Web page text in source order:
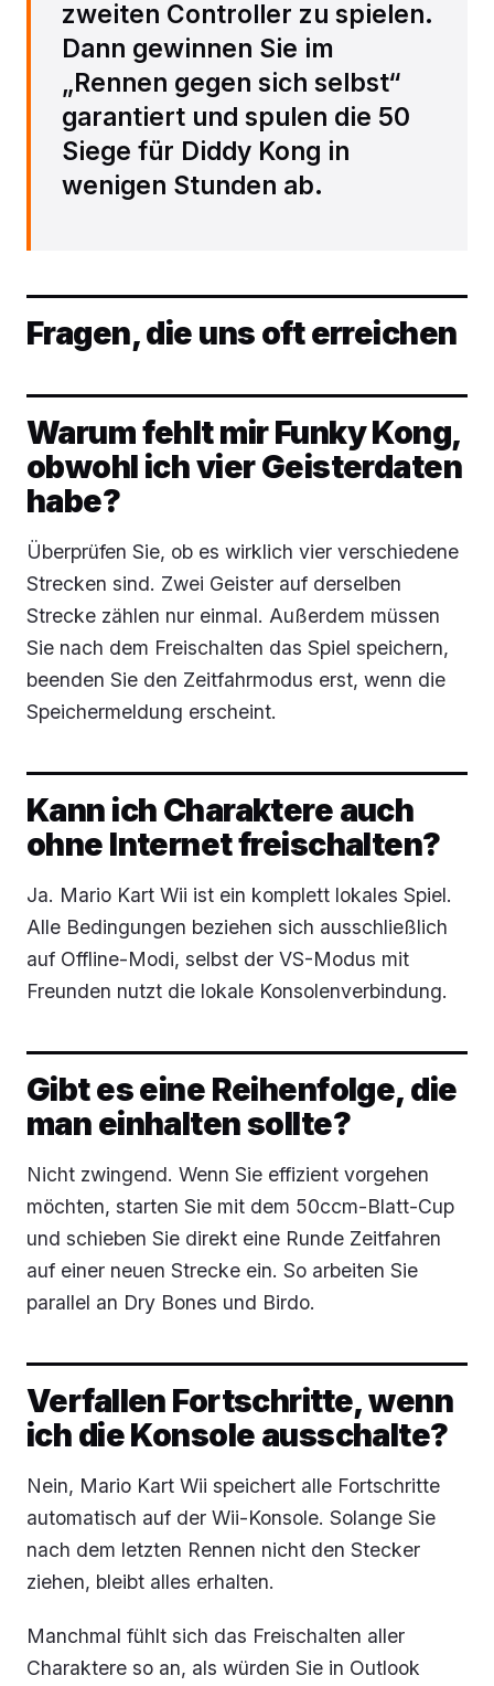
zweiten Controller zu spielen.
Dann gewinnen Sie im
„Rennen gegen sich selbst“
garantiert und spulen die 50
Siege für Diddy Kong in
wenigen Stunden ab.
Fragen, die uns oft erreichen
Warum fehlt mir Funky Kong,
obwohl ich vier Geisterdaten
habe?
Überprüfen Sie, ob es wirklich vier verschiedene
Strecken sind. Zwei Geister auf derselben
Strecke zählen nur einmal. Außerdem müssen
Sie nach dem Freischalten das Spiel speichern,
beenden Sie den Zeitfahrmodus erst, wenn die
Speichermeldung erscheint.
Kann ich Charaktere auch
ohne Internet freischalten?
Ja. Mario Kart Wii ist ein komplett lokales Spiel.
Alle Bedingungen beziehen sich ausschließlich
auf Offline-Modi, selbst der VS-Modus mit
Freunden nutzt die lokale Konsolenverbindung.
Gibt es eine Reihenfolge, die
man einhalten sollte?
Nicht zwingend. Wenn Sie effizient vorgehen
möchten, starten Sie mit dem 50ccm-Blatt-Cup
und schieben Sie direkt eine Runde Zeitfahren
auf einer neuen Strecke ein. So arbeiten Sie
parallel an Dry Bones und Birdo.
Verfallen Fortschritte, wenn
ich die Konsole ausschalte?
Nein, Mario Kart Wii speichert alle Fortschritte
automatisch auf der Wii-Konsole. Solange Sie
nach dem letzten Rennen nicht den Stecker
ziehen, bleibt alles erhalten.
Manchmal fühlt sich das Freischalten aller
Charaktere so an, als würden Sie in Outlook